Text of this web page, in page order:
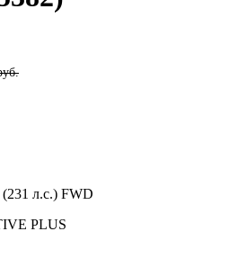
л.с.) FWD
PLUS